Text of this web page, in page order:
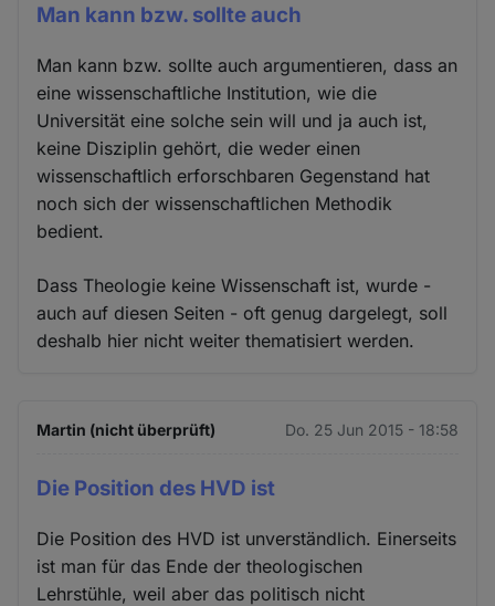
Man kann bzw. sollte auch
Man kann bzw. sollte auch argumentieren, dass an
eine wissenschaftliche Institution, wie die
Universität eine solche sein will und ja auch ist,
keine Disziplin gehört, die weder einen
wissenschaftlich erforschbaren Gegenstand hat
noch sich der wissenschaftlichen Methodik
bedient.
Dass Theologie keine Wissenschaft ist, wurde -
auch auf diesen Seiten - oft genug dargelegt, soll
deshalb hier nicht weiter thematisiert werden.
Martin (nicht überprüft) Do. 25 Jun 2015 - 18:58
Die Position des HVD ist
Die Position des HVD ist unverständlich. Einerseits
ist man für das Ende der theologischen
Lehrstühle, weil aber das politisch nicht